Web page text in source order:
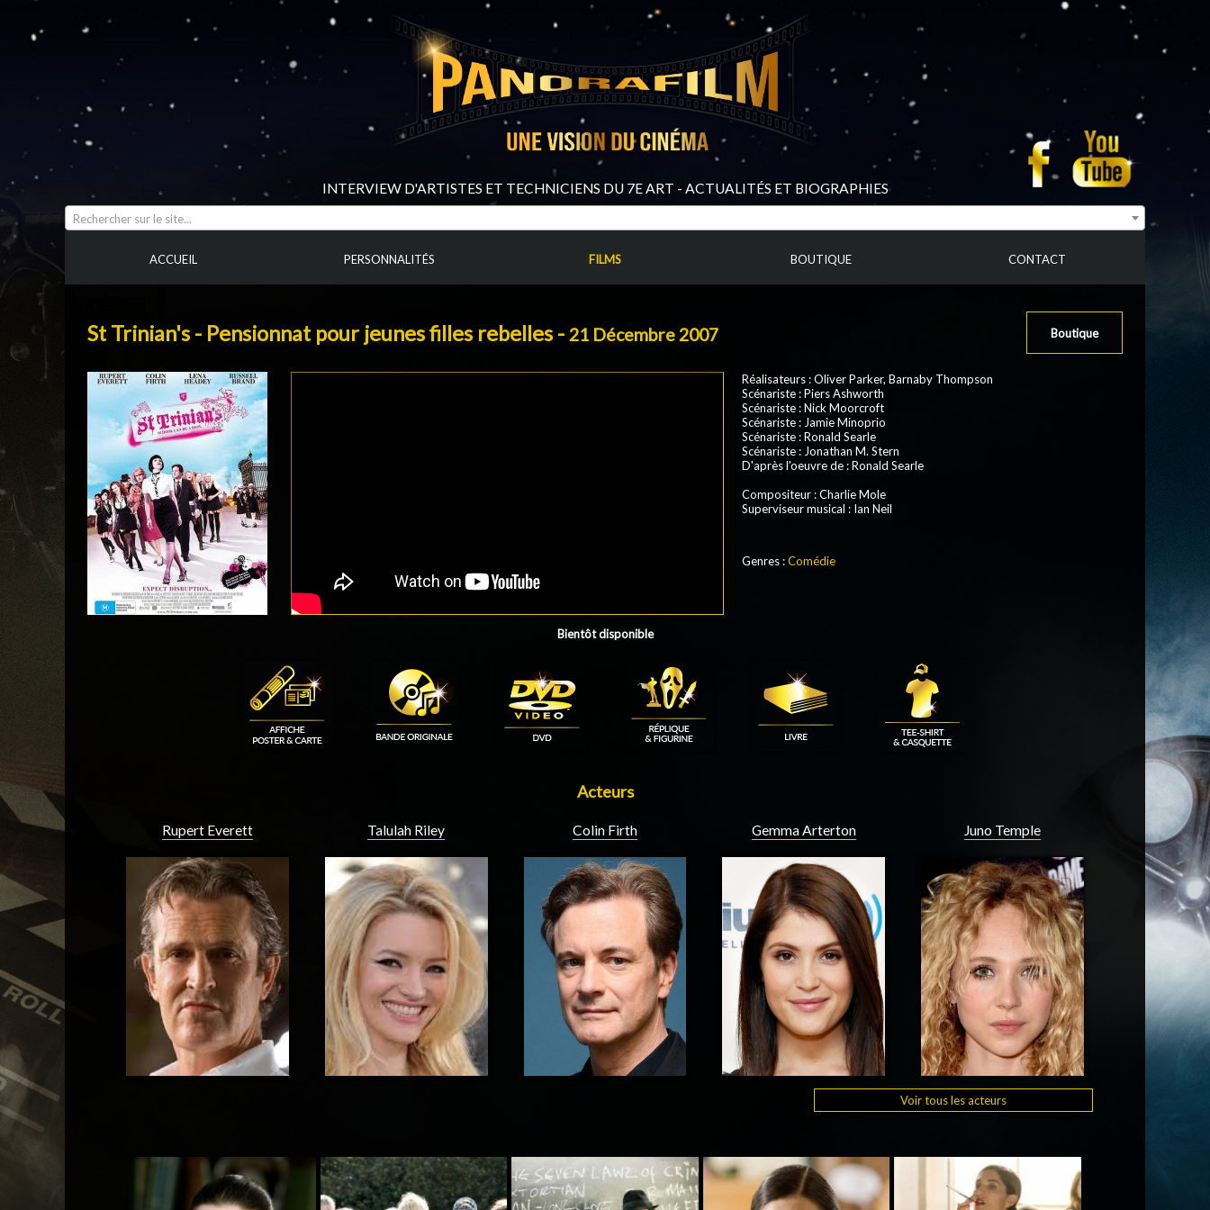
INTERVIEW D'ARTISTES ET TECHNICIENS DU 7E ART - ACTUALITÉS ET BIOGRAPHIES
Rechercher sur le site...
ACCUEIL PERSONNALITÉS FILMS BOUTIQUE CONTACT
St Trinian's - Pensionnat pour jeunes filles rebelles - 21 Décembre 2007 Boutique
Réalisateurs :Oliver Parker, Barnaby Thompson
Scénariste : Piers Ashworth
Scénariste : Nick Moorcroft
Scénariste : Jamie Minoprio
Scénariste : Ronald Searle
Scénariste : Jonathan M. Stern
D'après l'oeuvre de : Ronald Searle
Compositeur : Charlie Mole
Superviseur musical : Ian Neil
Genres :Comédie
Bientôt disponible
Acteurs
Rupert Everett Talulah Riley Colin Firth Gemma Arterton Juno Temple
Voir tous les acteurs